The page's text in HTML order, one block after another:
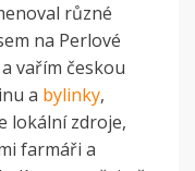
různé
na Perlové
vařím českou
a bylinky,
lokální zdroje,
farmáři a